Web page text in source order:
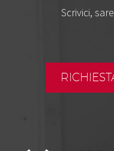
Scrivici,